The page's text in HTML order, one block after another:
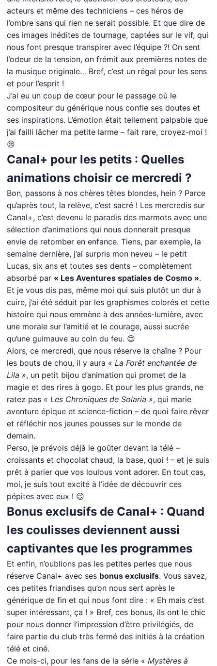
acteurs et même des techniciens – ces héros de
l’ombre sans qui rien ne serait possible. Et que dire de
ces images inédites de tournage, captées sur le vif, qui
nous font presque transpirer avec l’équipe ?! On sent
l’odeur de la tension, on frémit aux premières notes de
la musique originale… Bref, c’est un régal pour les sens
et pour l’esprit !
J’ai eu un coup de cœur pour le passage où le
compositeur du générique nous confie ses doutes et
ses inspirations. L’émotion était tellement palpable que
j’ai failli lâcher ma petite larme – fait rare, croyez-moi !
😢
Canal+ pour les petits : Quelles
animations choisir ce mercredi ?
Bon, passons à nos chères têtes blondes, hein ? Parce
qu’après tout, la relève, c’est sacré ! Les mercredis sur
Canal+, c’est devenu le paradis des marmots avec une
sélection d’animations qui nous donnerait presque
envie de retomber en enfance. Tiens, par exemple, la
semaine dernière, j’ai surpris mon neveu – le petit
Lucas, six ans et toutes ses dents – complètement
absorbé par « Les Aventures spatiales de Cosmo ».
Et je vous dis pas, même moi qui suis plutôt un dur à
cuire, j’ai été séduit par les graphismes colorés et cette
histoire qui nous emmène à des années-lumière, avec
une morale sur l’amitié et le courage, aussi sucrée
qu’une guimauve au coin du feu. 😊
Alors, ce mercredi, que nous réserve la chaîne ? Pour
les bouts de chou, il y aura « La Forêt enchantée de
Lila », un petit bijou d’animation qui promet de la
magie et des rires à gogo. Et pour les plus grands, ne
ratez pas « Les Chroniques de Solaria », qui marie
aventure épique et science-fiction – de quoi faire rêver
et réfléchir nos jeunes pousses sur le monde de
demain.
Perso, je prévois déjà le goûter devant la télé –
croissants et chocolat chaud, la base, quoi ! – et je suis
prêt à parier que vos loulous vont adorer. En tout cas,
moi, je suis tout excité à l’idée de découvrir ces
pépites avec eux ! 😉
Bonus exclusifs de Canal+ : Quand
les coulisses deviennent aussi
captivantes que les programmes
Et enfin, n’oublions pas les petites perles que nous
réserve Canal+ avec ses bonus exclusifs. Vous savez,
ces petites friandises qu’on nous sert après le
générique de fin et qui nous font dire : « Eh mais c’est
super intéressant, ça ! » Bref, ces bonus, ils ont le chic
pour nous donner l’impression d’être privilégiés, de
faire partie du club très fermé des initiés à la création
télé et ciné.
Ce mois-ci, pour les fans de la série « Mystères à